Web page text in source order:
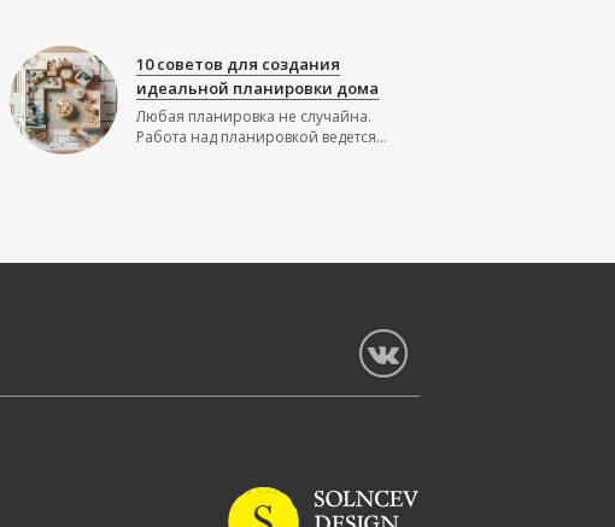
10 советов для создания
идеальной планировки дома
Любая планировка не случайна.
Работа над планировкой ведется...